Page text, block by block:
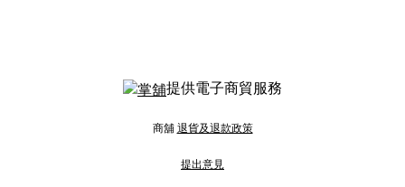
提供電子商貿服務
商舖 退貨及退款政策
提出意見